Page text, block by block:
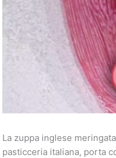
La zuppa inglese
pasticceria italiana, porta